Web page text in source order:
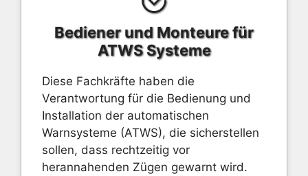
Bediener und Monteure für
ATWS Systeme
Diese Fachkräfte haben die
Verantwortung für die Bedienung und
Installation der automatischen
Warnsysteme (ATWS), die sicherstellen
sollen, dass rechtzeitig vor
herannahenden Zügen gewarnt wird.